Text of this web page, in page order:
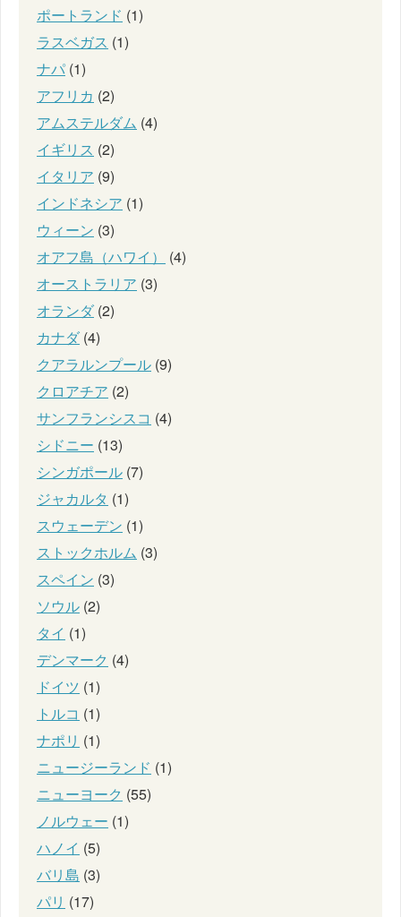
ポートランド (1)
ラスベガス (1)
ナパ (1)
アフリカ (2)
アムステルダム (4)
イギリス (2)
イタリア (9)
インドネシア (1)
ウィーン (3)
オアフ島（ハワイ）
(4)
オーストラリア (3)
オランダ(2)
カナダ(4)
クアラルンプール (9)
クロアチア (2)
サンフランシスコ (4)
シドニー (13)
シンガポール (7)
ジャカルタ (1)
スウェーデン (1)
ストックホルム (3)
スペイン (3)
ソウル (2)
タイ (1)
デンマーク (4)
ドイツ (1)
トルコ (1)
ナポリ (1)
ニュージーランド (1)
ニューヨーク (55)
ノルウェー (1)
ハノイ (5)
バリ島 (3)
パリ (17)